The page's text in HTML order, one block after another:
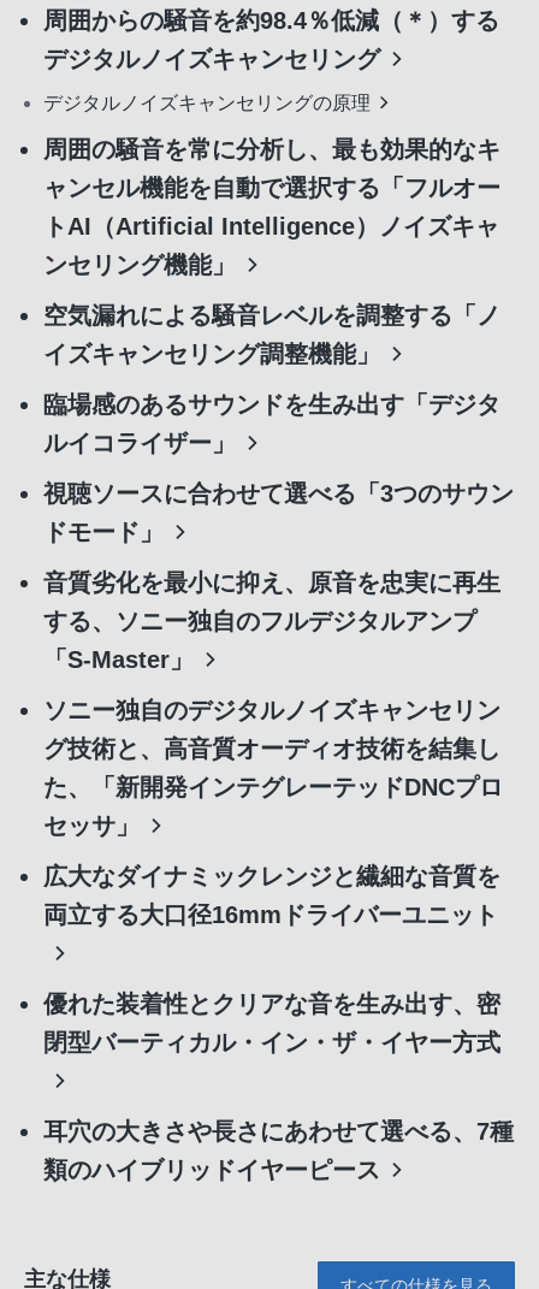
周囲からの騒音を約98.4％低減（＊）する
デジタルノイズキャンセリング
デジタルノイズキャンセリングの原理
周囲の騒音を常に分析し、最も効果的なキ
ャンセル機能を自動で選択する「フルオー
トAI（Artificial Intelligence）ノイズキャ
ンセリング機能」
空気漏れによる騒音レベルを調整する「ノ
イズキャンセリング調整機能」
臨場感のあるサウンドを生み出す「デジタ
ルイコライザー」
視聴ソースに合わせて選べる「3つのサウン
ドモード」
音質劣化を最小に抑え、原音を忠実に再生
する、ソニー独自のフルデジタルアンプ
「S-Master」
ソニー独自のデジタルノイズキャンセリン
グ技術と、高音質オーディオ技術を結集し
た、「新開発インテグレーテッドDNCプロ
セッサ」
広大なダイナミックレンジと繊細な音質を
両立する大口径16mmドライバーユニット
優れた装着性とクリアな音を生み出す、密
閉型バーティカル・イン・ザ・イヤー方式
耳穴の大きさや長さにあわせて選べる、7種
類のハイブリッドイヤーピース
主な仕様 すべての仕様を見る